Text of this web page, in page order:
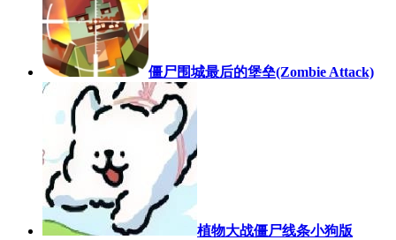
僵尸围城最后的堡垒(Zombie Attack)
植物大战僵尸线条小狗版